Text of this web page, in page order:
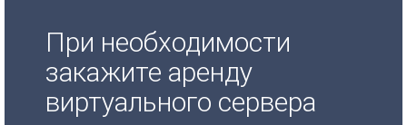
При необходимости
закажите аренду
виртуального сервера